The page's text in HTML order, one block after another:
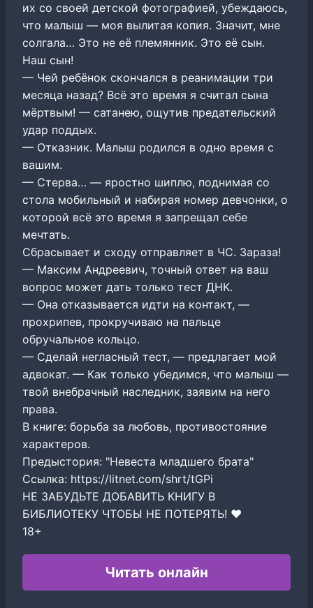
их со своей детской фотографией, убеждаюсь,
что малыш — моя вылитая копия. Значит, мне
солгала… Это не её племянник. Это её сын.
Наш сын!
— Чей ребёнок скончался в реанимации три
месяца назад? Всё это время я считал сына
мёртвым! — сатанею, ощутив предательский
удар поддых.
— Отказник. Малыш родился в одно время с
вашим.
— Стерва… — яростно шиплю, поднимая со
стола мобильный и набирая номер девчонки, о
которой всё это время я запрещал себе
мечтать.
Сбрасывает и сходу отправляет в ЧС. Зараза!
— Максим Андреевич, точный ответ на ваш
вопрос может дать только тест ДНК.
— Она отказывается идти на контакт, —
прохрипев, прокручиваю на пальце
обручальное кольцо.
— Сделай негласный тест, — предлагает мой
адвокат. — Как только убедимся, что малыш —
твой внебрачный наследник, заявим на него
права.
В книге: борьба за любовь, противостояние
характеров.
Предыстория: "Невеста младшего брата"
Ссылка: https://litnet.com/shrt/tGPi
НЕ ЗАБУДЬТЕ ДОБАВИТЬ КНИГУ В
БИБЛИОТЕКУ ЧТОБЫ НЕ ПОТЕРЯТЬ! ❤️
18+
Читать онлайн